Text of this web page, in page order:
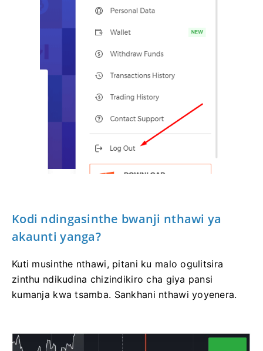
Kodi ndingasinthe bwanji nthawi ya
akaunti yanga?
Kuti musinthe nthawi, pitani ku malo ogulitsira
zinthu ndikudina chizindikiro cha giya pansi
kumanja kwa tsamba. Sankhani nthawi yoyenera.